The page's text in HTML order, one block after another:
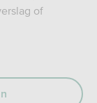
of